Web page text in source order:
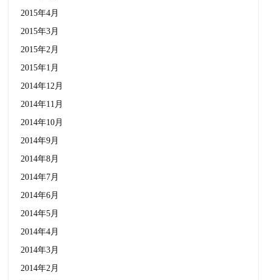
2015年4月
2015年3月
2015年2月
2015年1月
2014年12月
2014年11月
2014年10月
2014年9月
2014年8月
2014年7月
2014年6月
2014年5月
2014年4月
2014年3月
2014年2月